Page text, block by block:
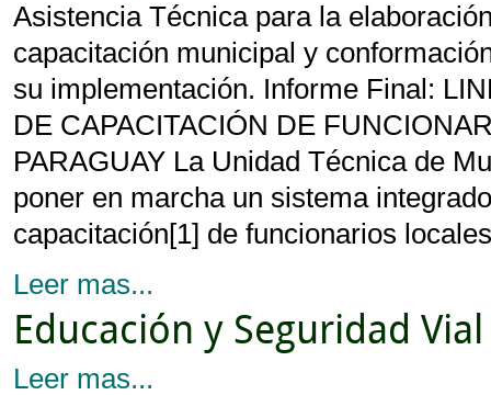
Asistencia Técnica para la
capacitación municipal y
su implementación. Informe Final:
DE CAPACITACIÓN DE
PARAGUAY La Unidad Técnica de
poner en marcha un sistema
capacitación[1] de funcionarios
Leer mas...
Educación y Seguridad
Leer mas...